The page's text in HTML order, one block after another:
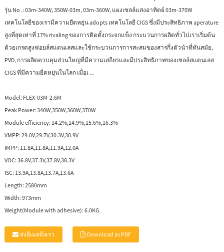
รุ่น No .: 03m-340W, 350W-03m, 03m-360W, แผงเซลล์แสงอาทิตย์ 03m-370W
เทคโนโลยีของเรามีความยืดหยุ่น adopts เทคโนโลยี CIGS ซึ่งมีประสิทธิภาพ aperature
สูงที่สุดเท่าที่ 17% rivaling ของการติดตั้งกระจกแข็ง กระบวนการผลิตทั่วไปเราเริ่มต้น
ด้วยเกรดสูงฟอยล์สแตนเลสและใช้กระบวนการการสะสมของสารกึ่งตัวนำที่ทันสมัย,
PVD, การผลิตควบคุมส่วนใหญ่ที่มีความเสถียรและมีประสิทธิภาพของเซลล์สแตนเลส
CIGS ที่มีความยืดหยุ่นในโลก เมื่อเ ...
Model: FLEX-03M-2.6M
Peak Power: 340W,350W,360W,370W
Module efficiency: 14.2%,14.9%,15.6%,16.3%
VMPP: 29.0V,29.7V,30.3V,30.9V
IMPP: 11.8A,11.8A,11.9A,12.0A
VOC: 36.8V,37.3V,37.8V,38.3V
ISC: 13.9A,13.8A,13.7A,13.6A
Length: 2580mm
Width: 973mm
Weight(Module with adhesive): 6.0KG
ส่งอีเมลถึงเรา Download as PDF